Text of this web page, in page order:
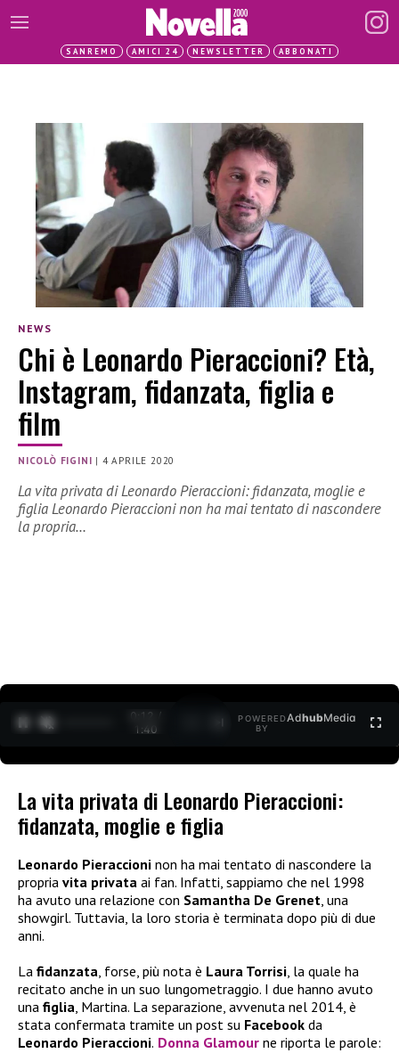
SANREMO AMICI 24 NEWSLETTER ABBONATI
NEWS
Chi è Leonardo Pieraccioni? Età,
Instagram, fidanzata, figlia e
film
NICOLÒ FIGINI | 4 APRILE 2020
La vita privata di Leonardo Pieraccioni: fidanzata, moglie e
figlia Leonardo Pieraccioni non ha mai tentato di nascondere
la propria…
0:12 /
1:40
POWERED
BY
AdhubMedia
La vita privata di Leonardo Pieraccioni:
fidanzata, moglie e figlia
Leonardo Pieraccioni non ha mai tentato di nascondere la
propria vita privata ai fan. Infatti, sappiamo che nel 1998
ha avuto una relazione con Samantha De Grenet, una
showgirl. Tuttavia, la loro storia è terminata dopo più di due
anni.
La fidanzata, forse, più nota è Laura Torrisi, la quale ha
recitato anche in un suo lungometraggio. I due hanno avuto
una figlia, Martina. La separazione, avvenuta nel 2014, è
stata confermata tramite un post su Facebook da
Leonardo Pieraccioni. Donna Glamour ne riporta le parole: